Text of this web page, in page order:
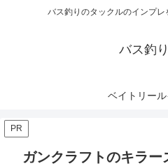
バス釣りのタックルのインプ
バス釣
ベイトリー
PR
ガンクラフトのキラ